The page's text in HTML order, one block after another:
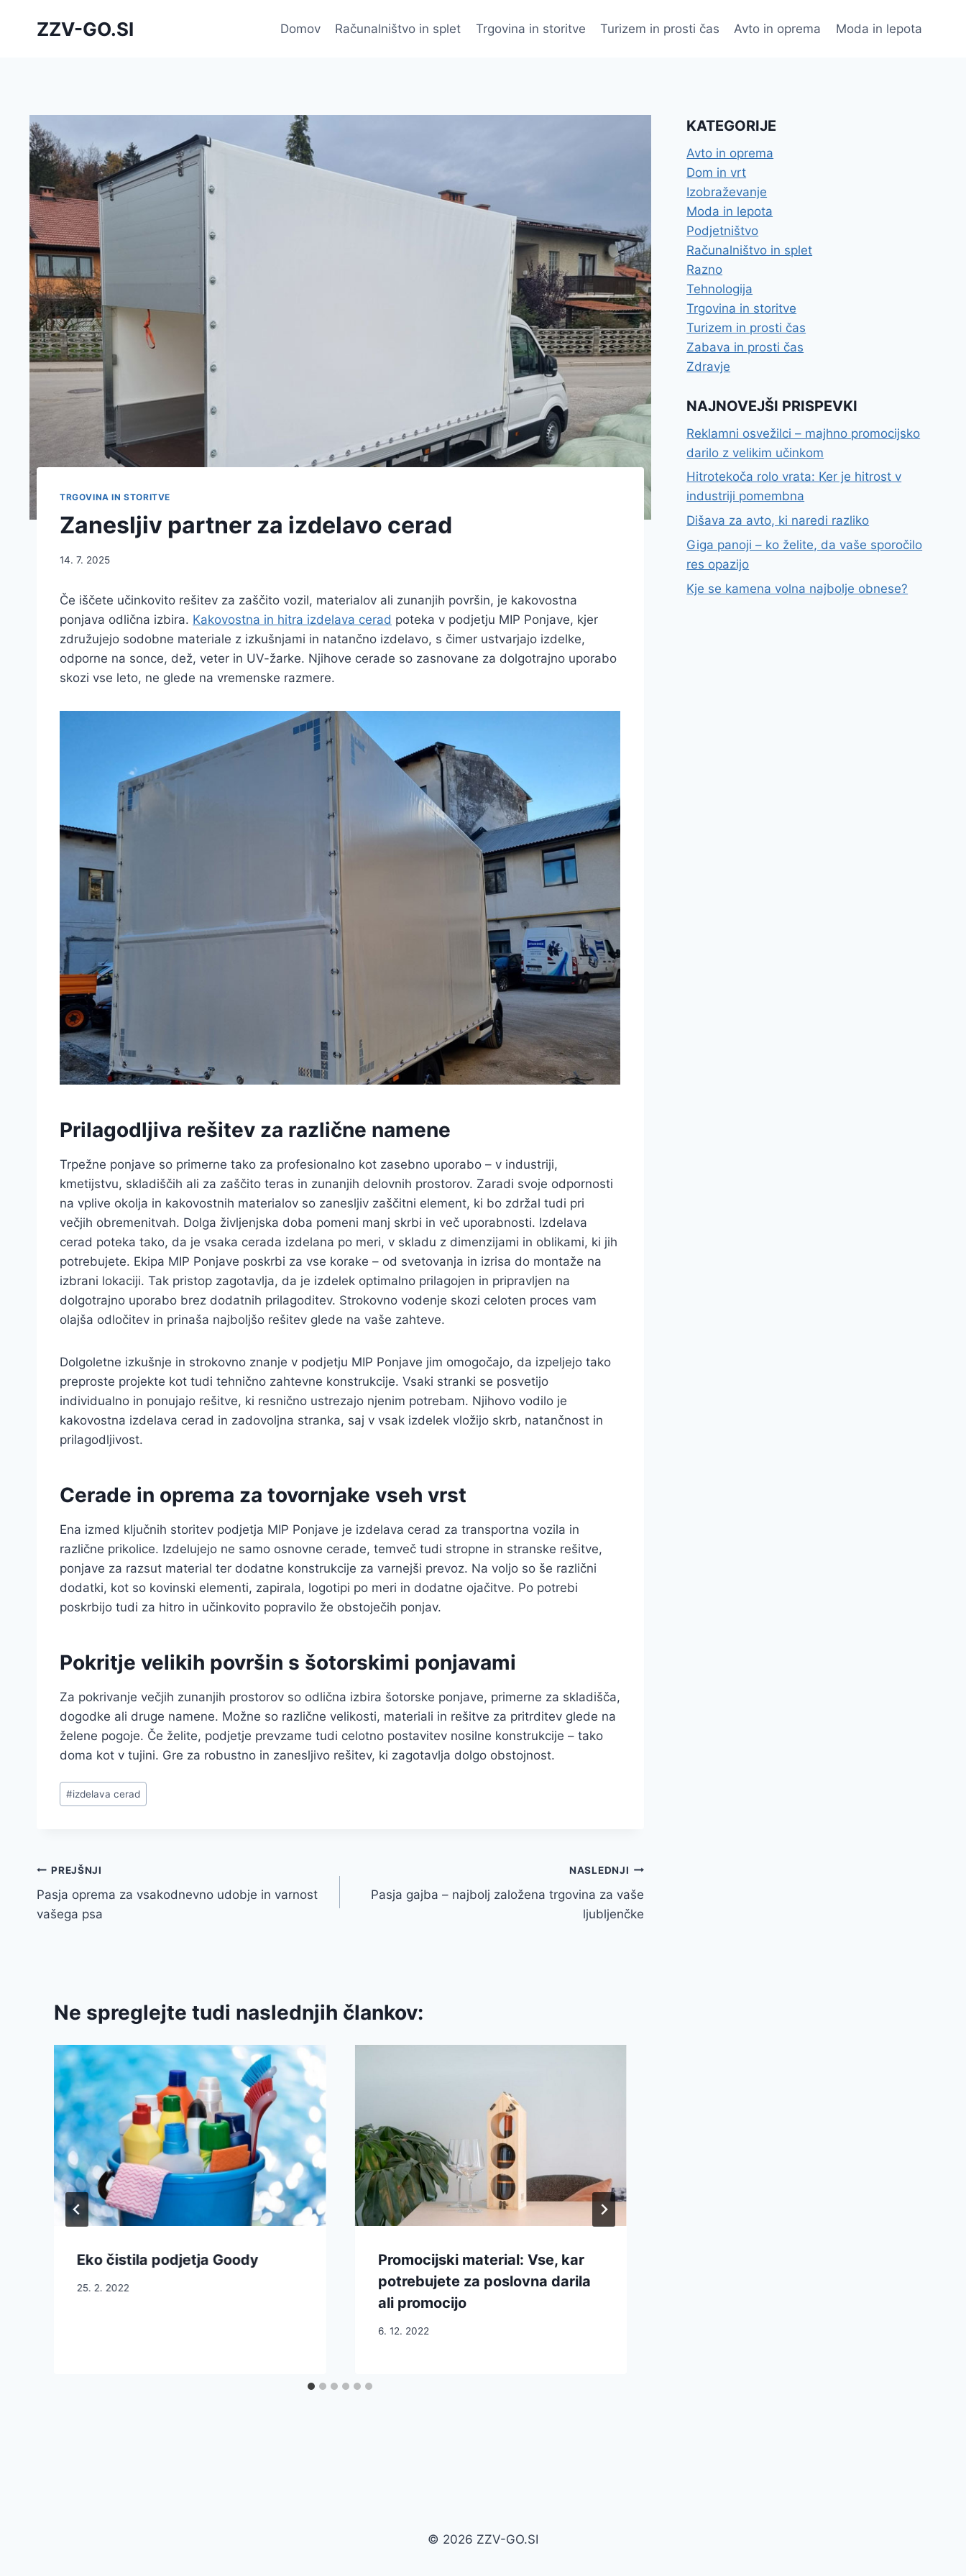
ZZV-GO.SI Domov Računalništvo in splet Trgovina in storitve Turizem in prosti čas Avto in oprema Moda in lepota
TRGOVINA IN STORITVE
Zanesljiv partner za izdelavo cerad
14. 7. 2025
Če iščete učinkovito rešitev za zaščito vozil, materialov ali zunanjih površin, je kakovostna
ponjava odlična izbira. Kakovostna in hitra izdelava cerad poteka v podjetju MIP Ponjave, kjer
združujejo sodobne materiale z izkušnjami in natančno izdelavo, s čimer ustvarjajo izdelke,
odporne na sonce, dež, veter in UV-žarke. Njihove cerade so zasnovane za dolgotrajno uporabo
skozi vse leto, ne glede na vremenske razmere.
Prilagodljiva rešitev za različne namene
Trpežne ponjave so primerne tako za profesionalno kot zasebno uporabo – v industriji,
kmetijstvu, skladiščih ali za zaščito teras in zunanjih delovnih prostorov. Zaradi svoje odpornosti
na vplive okolja in kakovostnih materialov so zanesljiv zaščitni element, ki bo zdržal tudi pri
večjih obremenitvah. Dolga življenjska doba pomeni manj skrbi in več uporabnosti. Izdelava
cerad poteka tako, da je vsaka cerada izdelana po meri, v skladu z dimenzijami in oblikami, ki jih
potrebujete. Ekipa MIP Ponjave poskrbi za vse korake – od svetovanja in izrisa do montaže na
izbrani lokaciji. Tak pristop zagotavlja, da je izdelek optimalno prilagojen in pripravljen na
dolgotrajno uporabo brez dodatnih prilagoditev. Strokovno vodenje skozi celoten proces vam
olajša odločitev in prinaša najboljšo rešitev glede na vaše zahteve.
Dolgoletne izkušnje in strokovno znanje v podjetju MIP Ponjave jim omogočajo, da izpeljejo tako
preproste projekte kot tudi tehnično zahtevne konstrukcije. Vsaki stranki se posvetijo
individualno in ponujajo rešitve, ki resnično ustrezajo njenim potrebam. Njihovo vodilo je
kakovostna izdelava cerad in zadovoljna stranka, saj v vsak izdelek vložijo skrb, natančnost in
prilagodljivost.
Cerade in oprema za tovornjake vseh vrst
Ena izmed ključnih storitev podjetja MIP Ponjave je izdelava cerad za transportna vozila in
različne prikolice. Izdelujejo ne samo osnovne cerade, temveč tudi stropne in stranske rešitve,
ponjave za razsut material ter dodatne konstrukcije za varnejši prevoz. Na voljo so še različni
dodatki, kot so kovinski elementi, zapirala, logotipi po meri in dodatne ojačitve. Po potrebi
poskrbijo tudi za hitro in učinkovito popravilo že obstoječih ponjav.
Pokritje velikih površin s šotorskimi ponjavami
Za pokrivanje večjih zunanjih prostorov so odlična izbira šotorske ponjave, primerne za skladišča,
dogodke ali druge namene. Možne so različne velikosti, materiali in rešitve za pritrditev glede na
želene pogoje. Če želite, podjetje prevzame tudi celotno postavitev nosilne konstrukcije – tako
doma kot v tujini. Gre za robustno in zanesljivo rešitev, ki zagotavlja dolgo obstojnost.
Post
Tags:
#izdelava cerad
Navigacija
prispevka
PREJŠNJI
Pasja oprema za vsakodnevno udobje in varnost
vašega psa
NASLEDNJI
Pasja gajba – najbolj založena trgovina za vaše
ljubljenčke
Ne spreglejte tudi naslednjih člankov:
Eko čistila podjetja Goody
25. 2. 2022
Promocijski material: Vse, kar
potrebujete za poslovna darila
ali promocijo
6. 12. 2022
KATEGORIJE
Avto in oprema
Dom in vrt
Izobraževanje
Moda in lepota
Podjetništvo
Računalništvo in splet
Razno
Tehnologija
Trgovina in storitve
Turizem in prosti čas
Zabava in prosti čas
Zdravje
NAJNOVEJŠI PRISPEVKI
Reklamni osvežilci – majhno promocijsko
darilo z velikim učinkom
Hitrotekoča rolo vrata: Ker je hitrost v
industriji pomembna
Dišava za avto, ki naredi razliko
Giga panoji – ko želite, da vaše sporočilo
res opazijo
Kje se kamena volna najbolje obnese?
© 2026 ZZV-GO.SI